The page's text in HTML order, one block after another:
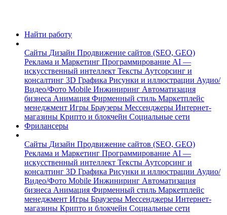
Найти работу
Сайты Дизайн Продвижение сайтов (SEO, GEO)
Реклама и Маркетинг Программирование AI —
искусственный интеллект Тексты Аутсорсинг и
консалтинг 3D Графика Рисунки и иллюстрации Аудио/
Видео/Фото Mobile Инжиниринг Автоматизация
бизнеса Анимация Фирменный стиль Маркетплейс
менеджмент Игры Браузеры Мессенджеры Интернет-
магазины Крипто и блокчейн Социальные сети
Фрилансеры
Сайты Дизайн Продвижение сайтов (SEO, GEO)
Реклама и Маркетинг Программирование AI —
искусственный интеллект Тексты Аутсорсинг и
консалтинг 3D Графика Рисунки и иллюстрации Аудио/
Видео/Фото Mobile Инжиниринг Автоматизация
бизнеса Анимация Фирменный стиль Маркетплейс
менеджмент Игры Браузеры Мессенджеры Интернет-
магазины Крипто и блокчейн Социальные сети